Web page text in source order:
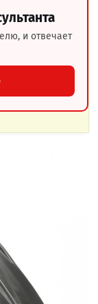
и отвечает